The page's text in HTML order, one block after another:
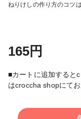
ねりけしの作り方のコツ
165円
■カートに追加すると
はcroccha shopにてお